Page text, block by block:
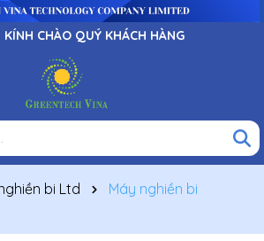
KÍNH CHÀO QUÝ KHÁCH HÀNG
bi Ltd
Máy nghiền bi